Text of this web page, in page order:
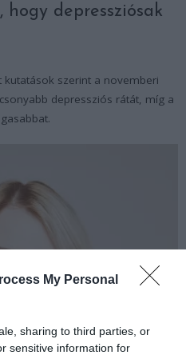
My Personal
sharing to third parties, or
sensitive information for
hogy depressziósak
kutatások szerint a novemberi
depressziós rátát, míg a